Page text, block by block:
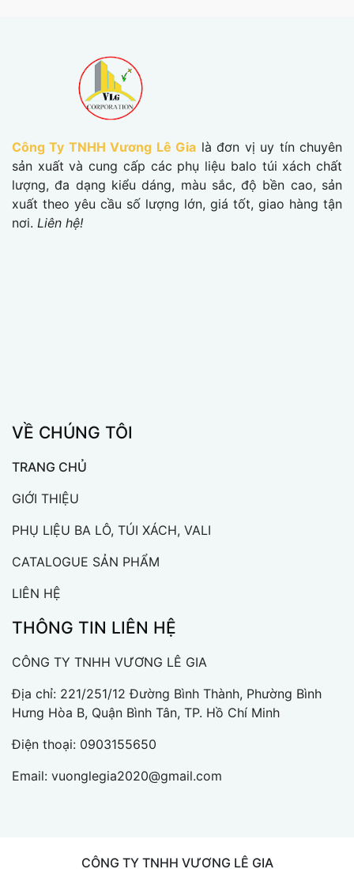
Công Ty TNHH Vương Lê Gia là đơn vị uy tín chuyên
sản xuất và cung cấp các phụ liệu balo túi xách chất
lượng, đa dạng kiểu dáng, màu sắc, độ bền cao, sản
xuất theo yêu cầu số lượng lớn, giá tốt, giao hàng tận
nơi. Liên hệ!
VỀ CHÚNG TÔI
TRANG CHỦ
GIỚI THIỆU
PHỤ LIỆU BA LÔ, TÚI XÁCH, VALI
CATALOGUE SẢN PHẨM
LIÊN HỆ
THÔNG TIN LIÊN HỆ
CÔNG TY TNHH VƯƠNG LÊ GIA
Địa chỉ: 221/251/12 Đường Bình Thành, Phường Bình
Hưng Hòa B, Quận Bình Tân, TP. Hồ Chí Minh
Điện thoại: 0903155650
Email: vuonglegia2020@gmail.com
CÔNG TY TNHH VƯƠNG LÊ GIA